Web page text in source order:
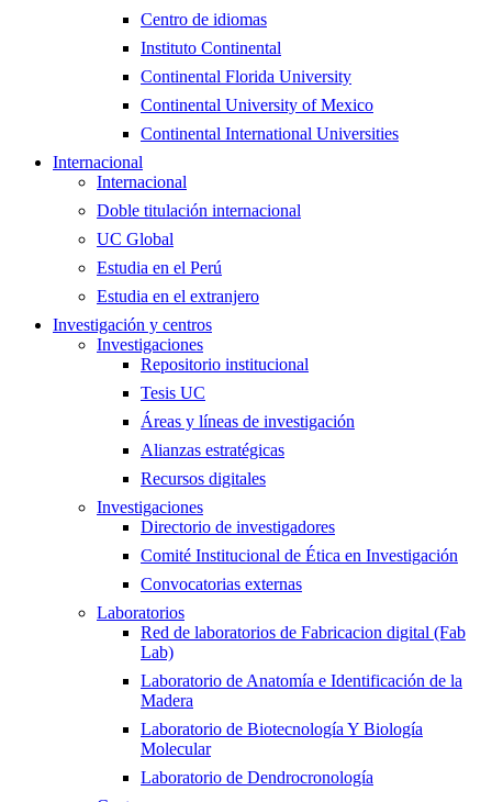
Centro de idiomas
Instituto Continental
Continental Florida University
Continental University of Mexico
Continental International Universities
Internacional
Internacional
Doble titulación internacional
UC Global
Estudia en el Perú
Estudia en el extranjero
Investigación y centros
Investigaciones
Repositorio institucional
Tesis UC
Áreas y líneas de investigación
Alianzas estratégicas
Recursos digitales
Investigaciones
Directorio de investigadores
Comité Institucional de Ética en Investigación
Convocatorias externas
Laboratorios
Red de laboratorios de Fabricacion digital (Fab
Lab)
Laboratorio de Anatomía e Identificación de la
Madera
Laboratorio de Biotecnología Y Biología
Molecular
Laboratorio de Dendrocronología